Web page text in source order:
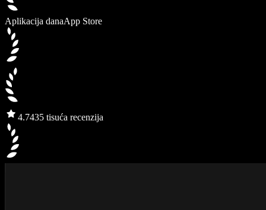
Aplikacija danaApp Store
4.7435 tisuća recenzija